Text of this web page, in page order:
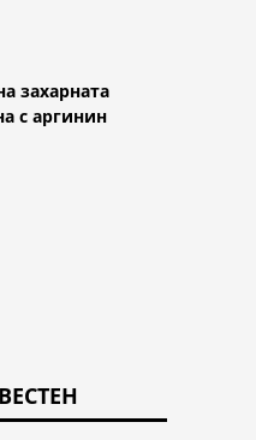
захарната
с аргинин